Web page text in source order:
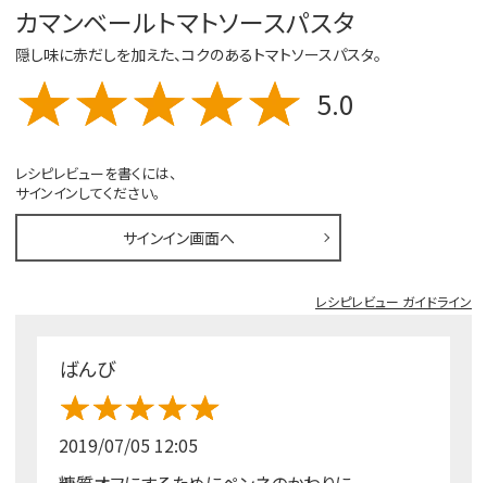
カマンベールトマトソースパスタ
隠し味に赤だしを加えた、コクのあるトマトソースパスタ。
5.0
レシピレビューを書くには、
サインインしてください。
サインイン画面へ
レシピレビュー ガイドライン
ばんび
2019/07/05 12:05